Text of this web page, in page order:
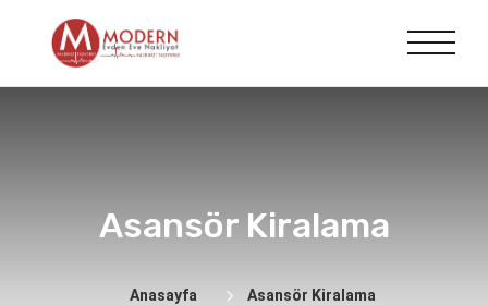
Asansör Kiralama
Anasayfa Asansör Kiralama